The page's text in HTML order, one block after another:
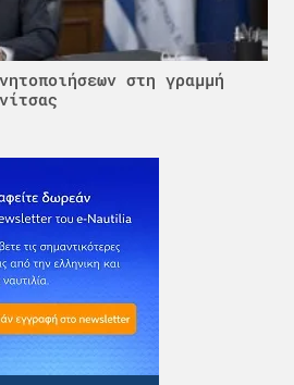
στη γραμμή